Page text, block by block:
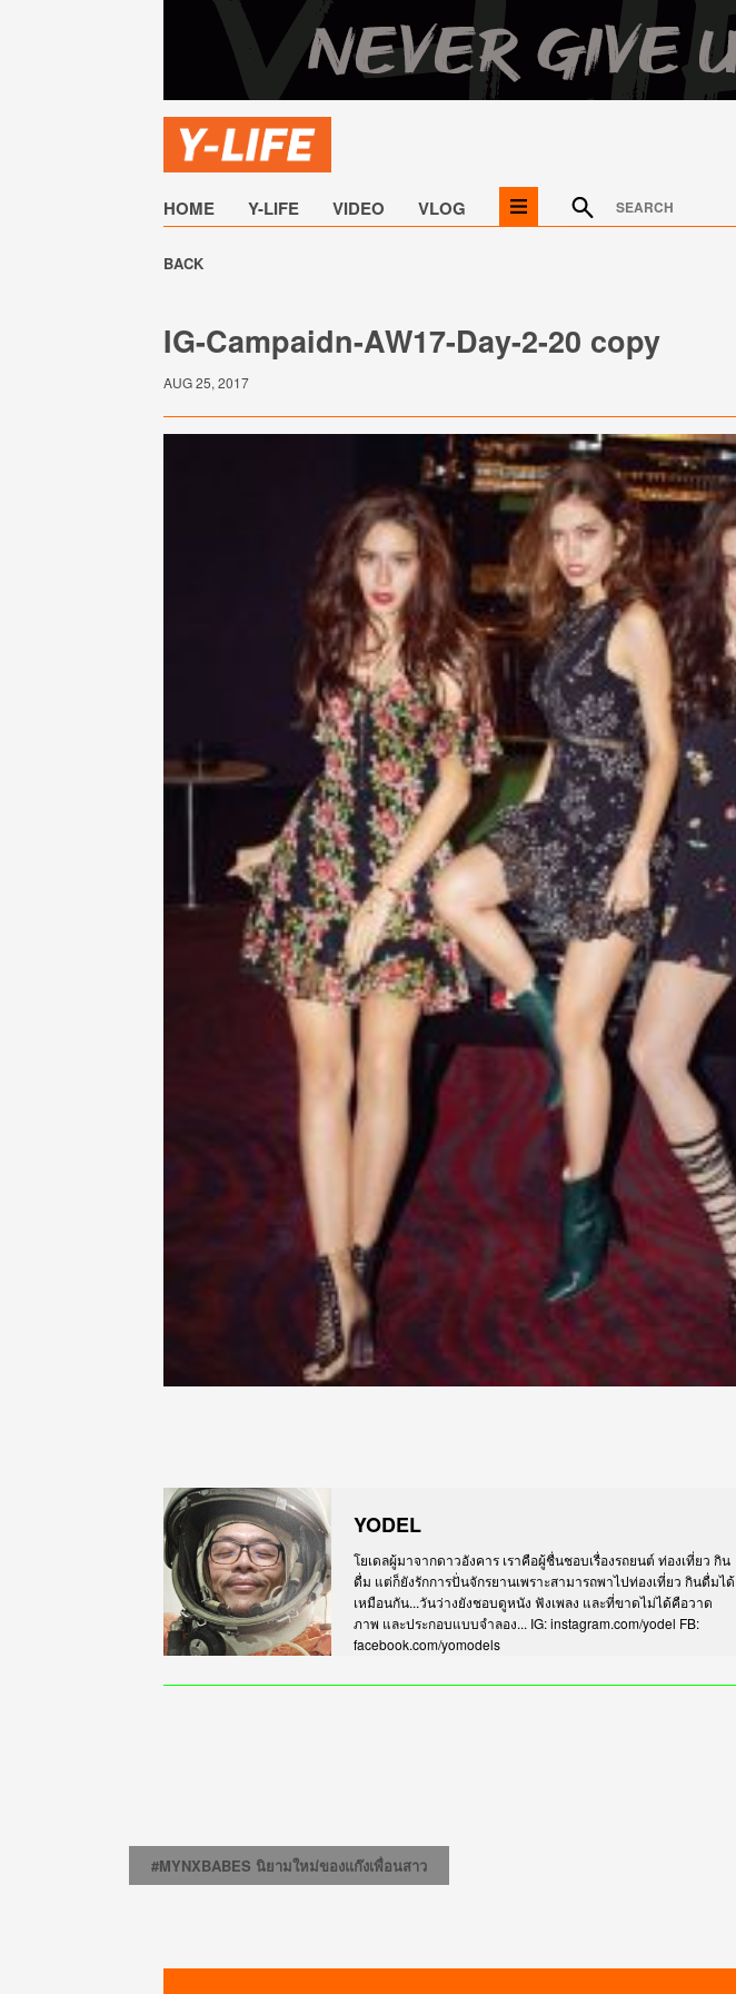
HOME Y-LIFE VIDEO VLOG
BACK
IG-Campaidn-AW17-Day-2-20 copy
AUG 25, 2017
YODEL
โยเดลผู้มาจากดาวอังคาร เราคือผู้ชื่นชอบเรื่องรถยนต์ ท่องเที่ยว กิน
ดื่ม แต่ก็ยังรักการปั่นจักรยานเพราะสามารถพาไปท่องเที่ยว กินดื่มได้
เหมือนกัน...วันว่างยังชอบดูหนัง ฟังเพลง และที่ขาดไม่ได้คือวาด
ภาพ และประกอบแบบจำลอง... IG: instagram.com/yodel FB:
facebook.com/yomodels
#MYNXBABES นิยามใหม่ของแก๊งเพื่อนสาว